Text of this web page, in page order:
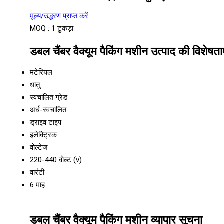
मूल्य/उद्धरण प्राप्त करें
MOQ : 1 टुकड़ा
डबल चैंबर वैक्यूम पैकिंग मशीन उत्पाद की
मटेरियल
धातु
स्वचालित ग्रेड
अर्ध-स्वचालित
ड्राइव टाइप
इलेक्ट्रिक
वोल्टेज
220-440 वोल्ट (v)
वारंटी
6 माह
डबल चैंबर वैक्यूम पैकिंग मशीन व्यापार सूचना